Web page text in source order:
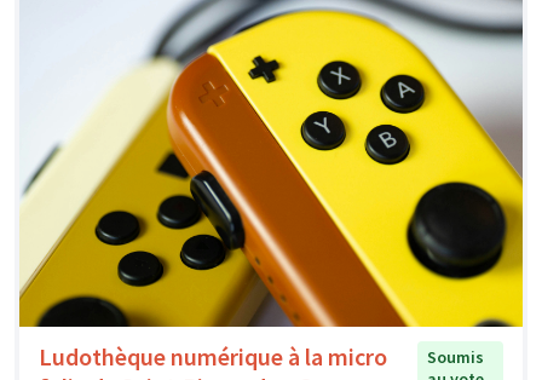
Ludothèque numérique à la micro
Soumis